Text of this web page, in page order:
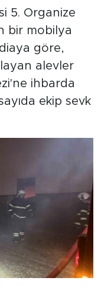
5. Organize
bir mobilya
göre,
alevler
ihbarda
ekip sevk